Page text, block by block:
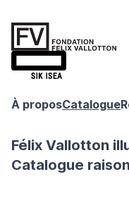
À proposCatalogue
Félix Vallotton
Catalogue